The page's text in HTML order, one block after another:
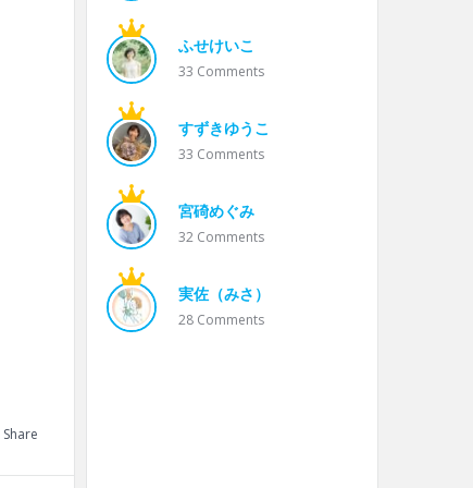
Share
ふせけいこ
33 Comments
すずきゆうこ
33 Comments
宮碕めぐみ
32 Comments
実佐（みさ）
28 Comments